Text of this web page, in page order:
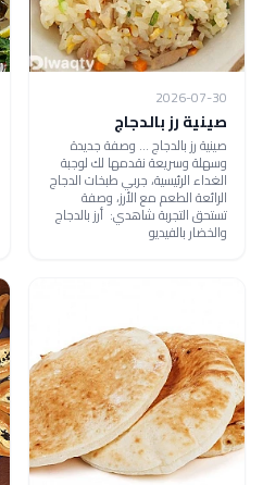
2026-07-30
صينية رز بالدجاج
صينية رز بالدجاج ... وصفة جديدة
وسهلة وسريعة نقدمها لك لوجبة
الغداء الرئيسية، جربي طبخات الدجاج
الرائعة الطعم مع الأرز، وصفة
تستحق التجربة شاهدي: أرز بالدجاج
والخضار بالفيديو